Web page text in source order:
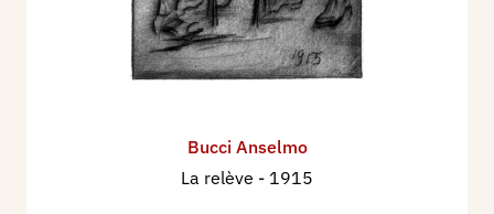
Bucci Anselmo
La relève - 1915